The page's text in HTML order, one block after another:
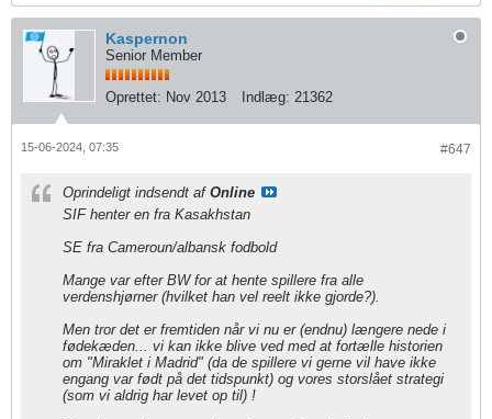
Kaspernon
Senior Member
Oprettet: Nov 2013 Indlæg: 21362
#647
15-06-2024, 07:35
Oprindeligt indsendt af Online
SIF henter en fra Kasakhstan
SE fra Cameroun/albansk fodbold
Mange var efter BW for at hente spillere fra alle
verdenshjørner (hvilket han vel reelt ikke gjorde?).
Men tror det er fremtiden når vi nu er (endnu) længere nede i
fødekæden... vi kan ikke blive ved med at fortælle historien
om "Miraklet i Madrid" (da de spillere vi gerne vil have ikke
engang var født på det tidspunkt) og vores storslået strategi
(som vi aldrig har levet op til) !